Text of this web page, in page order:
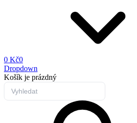
0 Kč0
Dropdown
Košík je prázdný